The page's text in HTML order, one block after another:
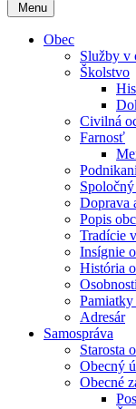
Menu
Obec
Služby v
Školstvo
Civilná
Farnosť
Doprava
Popis
Tradície
Insígnie
História
Adresár
Samospráva
Starosta
Obecný
Obecné